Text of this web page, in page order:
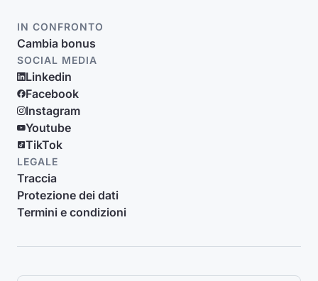
IN CONFRONTO
Cambia bonus
SOCIAL MEDIA
Linkedin
Facebook
Instagram
Youtube
TikTok
LEGALE
Traccia
Protezione dei dati
Termini e condizioni